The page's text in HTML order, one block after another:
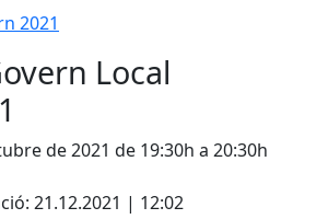
2021
Local
de 2021 de 19:30h a 20:30h
21.12.2021 | 12:02